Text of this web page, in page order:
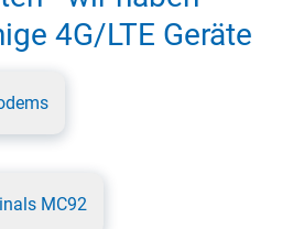
4G/LTE Geräte
MC92